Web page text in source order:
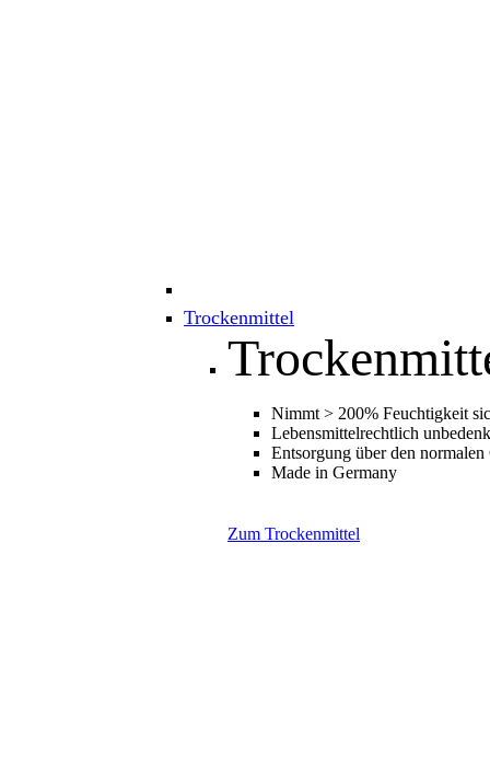
Trockenmittel
Nimmt > 200% Feuchtigkeit
Lebensmittelrechtlich
Entsorgung über den
Made in Germany
Zum Trockenmittel